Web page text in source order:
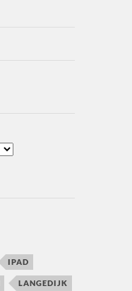
IPAD
LANGEDIJK